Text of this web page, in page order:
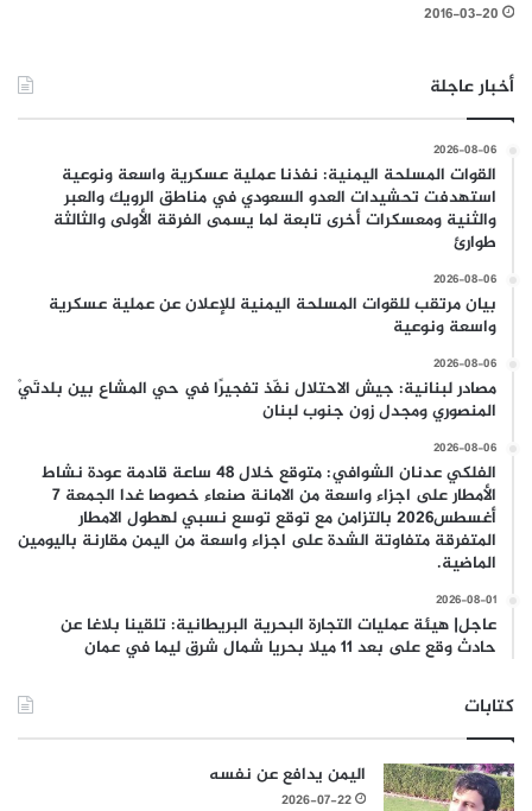
2016-03-20
أخبار عاجلة
2026-08-06
القوات المسلحة اليمنية: نفذنا عملية عسكرية واسعة ونوعية
استهدفت تحشيدات العدو السعودي في مناطق الرويك والعبر
والثنية ومعسكرات أخرى تابعة لما يسمى الفرقة الأولى والثالثة
طوارئ
2026-08-06
بيان مرتقب للقوات المسلحة اليمنية للإعلان عن عملية عسكرية
واسعة ونوعية
2026-08-06
مصادر لبنانية: جيش الاحتلال نفّذ تفجيرًا في حي المشاع بين بلدتَيْ
المنصوري ومجدل زون جنوب لبنان
2026-08-06
الفلكي عدنان الشوافي: متوقع خلال 48 ساعة قادمة عودة نشاط
الأمطار على اجزاء واسعة من الامانة صنعاء خصوصا غدا الجمعة 7
أغسطس2026 بالتزامن مع توقع توسع نسبي لهطول الامطار
المتفرقة متفاوتة الشدة على اجزاء واسعة من اليمن مقارنة باليومين
الماضية.
2026-08-01
عاجل| هيئة عمليات التجارة البحرية البريطانية: تلقينا بلاغا عن
حادث وقع على بعد 11 ميلا بحريا شمال شرق ليما في عمان
كتابات
اليمن يدافع عن نفسه
2026-07-22